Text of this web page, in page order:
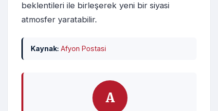
beklentileri ile birleşerek yeni bir siyasi
atmosfer yaratabilir.
Kaynak: Afyon Postasi
A